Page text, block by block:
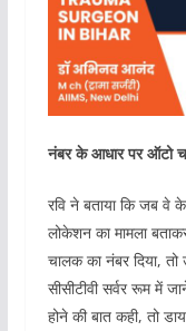
नंबर के आधार पर ऑटो
रवि ने बताया कि जब वे
लोकेशन का मामला
चालक का नंबर दिया,
सीसीटीवी सर्वर रूम में
होने की बात कही, तो